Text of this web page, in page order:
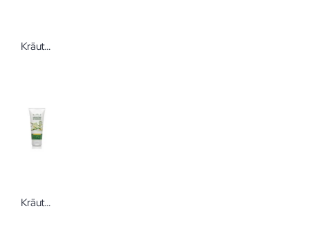
KräuterhoF Phytokomplex Tagescreme LSF 15 + UVA 50 ml
KräuterhoF Bodylotion mit Moringaöl 200 ml